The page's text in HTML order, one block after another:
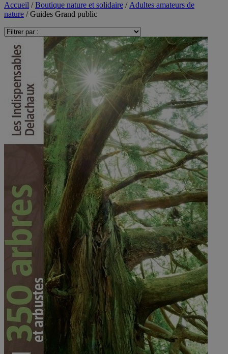
Accueil /Boutique nature et solidaire / Adultes amateurs de
nature / Guides Grand public